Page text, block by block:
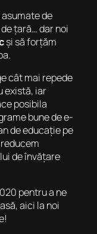
de
țară… dar noi
și să forțăm
cât mai repede
există, iar
posibila
bune de e-
de educație pe
de învățare
pentru a ne
aici la noi